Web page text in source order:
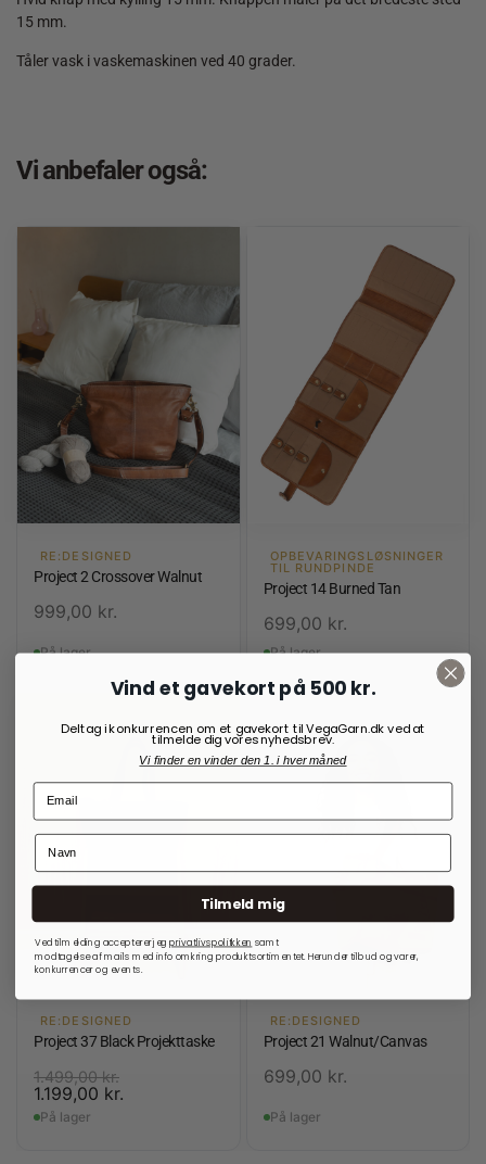
15 mm.
Tåler vask i vaskemaskinen ved 40 grader.
Vi anbefaler også:
RE:DESIGNED
Project 2 Crossover Walnut
999,00 kr.
På lager
OPBEVARINGSLØSNINGER
TIL RUNDPINDE
Project 14 Burned Tan
699,00 kr.
På lager
RE:DESIGNED
Project 37 Black Projekttaske
1.499,00kr.
1.199,00 kr.
På lager
RE:DESIGNED
Project 21 Walnut/Canvas
699,00 kr.
På lager
Vind et gavekort på 500 kr.
Deltag i konkurrencen om et gavekort til VegaGarn.dk ved at
tilmelde dig vores nyhedsbrev.
Vi finder en vinder den 1. i hver måned
Tilmeld mig
Ved tilmelding accepterer jegprivatlivspolitkken samt
modtagelse af mails med info omkring produktsortimentet. Herunder tilbud og varer,
konkurrencer og events.